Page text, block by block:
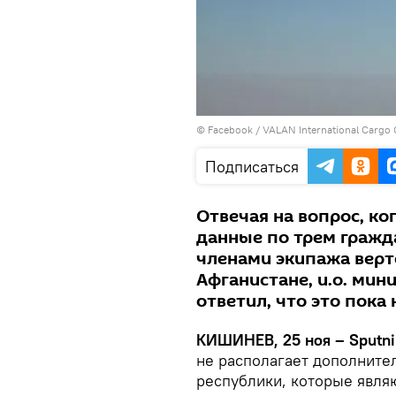
© Facebook / VALAN International Cargo
Подписаться
Отвечая на вопрос,
данные по трем
членами экипажа
Афганистане, и.о.
ответил, что это пока
КИШИНЕВ, 25 ноя –
не располагает
республики, которые